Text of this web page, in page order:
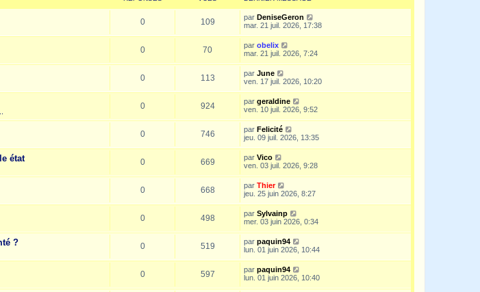
0 109 par DeniseGeron
mar. 21 juil. 2026, 17:38
0 70 par obelix
mar. 21 juil. 2026, 7:24
0 113 par June
ven. 17 juil. 2026, 10:20
0 924 par geraldine
ven. 10 juil. 2026, 9:52
0 746 par Felicité
jeu. 09 juil. 2026, 13:35
état 0 669 par Vico
ven. 03 juil. 2026, 9:28
0 668 par Thier
jeu. 25 juin 2026, 8:27
0 498 par Sylvainp
mer. 03 juin 2026, 0:34
? 0 519 par paquin94
lun. 01 juin 2026, 10:44
0 597 par paquin94
lun. 01 juin 2026, 10:40